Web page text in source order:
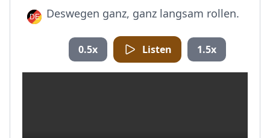
Deswegen ganz, ganz langsam rollen.
0.5x Listen 1.5x